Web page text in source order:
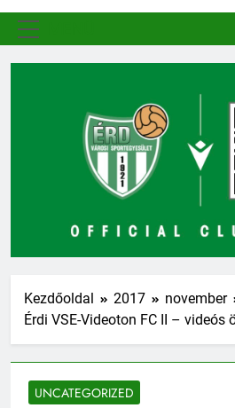
Kezdőoldal 2017 november
Érdi VSE-Videoton FC II – videós
UNCATEGORIZED